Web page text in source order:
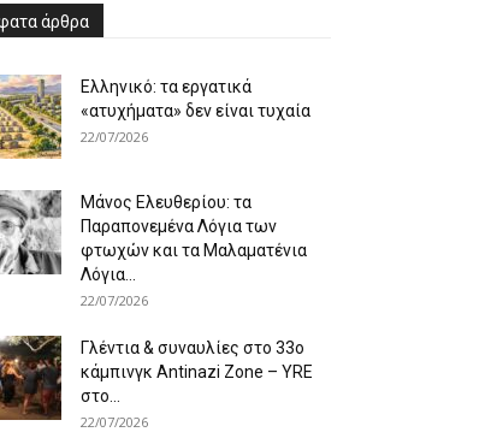
άρθρα
Ελληνικό: τα εργατικά
«ατυχήματα» δεν είναι τυχαία
22/07/2026
Μάνος Ελευθερίου: τα
Παραπονεμένα Λόγια των
φτωχών και τα Μαλαματένια
Λόγια...
22/07/2026
Γλέντια & συναυλίες στο 33ο
κάμπινγκ Antinazi Zone – YRE
στο...
22/07/2026